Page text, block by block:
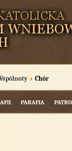
Chór
PARAFIA